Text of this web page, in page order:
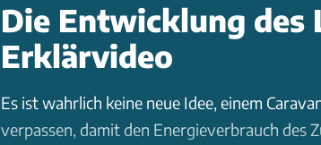
Die Entwicklung des
Erklärvideo
Es ist wahrlich keine neue Idee, einem
verpassen, damit den Energieverbrauch des